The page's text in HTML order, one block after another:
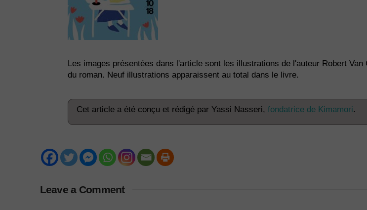
Les images présentées dans l'article sont les illustrations de l'auteur Robert
du roman. Neuf illustrations apparaissent au total dans le livre.
Cet article a été conçu et rédigé par Yassi Nasseri,fondatrice de Kimamori.
Leave a Comment